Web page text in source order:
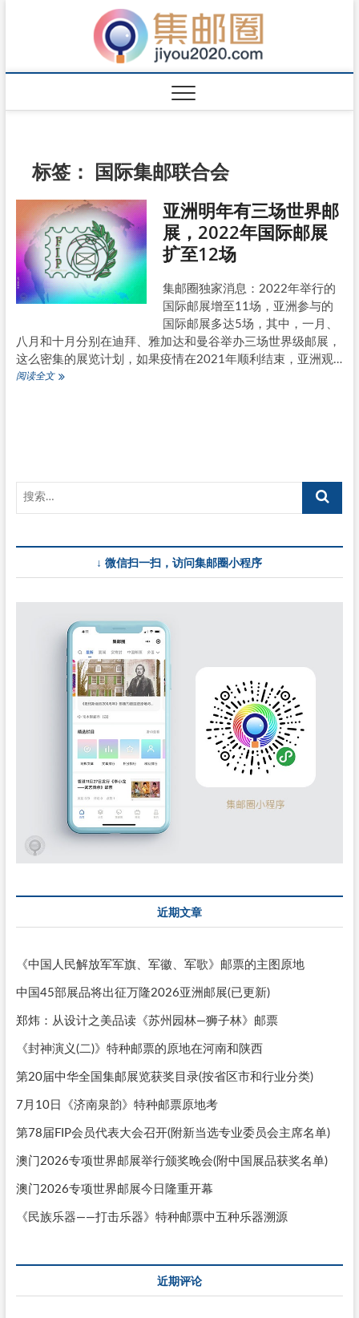
标签： 国际集邮联合会
亚洲明年有三场世界邮
展，2022年国际邮展
扩至12场
集邮圈独家消息：2022年举行的
国际邮展增至11场，亚洲参与的
国际邮展多达5场，其中，一月、
八月和十月分别在迪拜、雅加达和曼谷举办三场世界级邮展，
这么密集的展览计划，如果疫情在2021年顺利结束，亚洲观…
阅读全文亚
年
际
↓ 微信扫一扫，访问集邮圈小程序
近期文章
《中国人民解放军军旗、军徽、军歌》邮票的主图原地
中国45部展品将出征万隆2026亚洲邮展(已更新)
郑炜：从设计之美品读《苏州园林—狮子林》邮票
《封神演义(二)》特种邮票的原地在河南和陕西
第20届中华全国集邮展览获奖目录(按省区市和行业分类)
7月10日《济南泉韵》特种邮票原地考
第78届FIP会员代表大会召开(附新当选专业委员会主席名单)
澳门2026专项世界邮展举行颁奖晚会(附中国展品获奖名单)
澳门2026专项世界邮展今日隆重开幕
《民族乐器——打击乐器》特种邮票中五种乐器溯源
近期评论